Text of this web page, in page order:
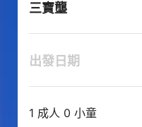
三寶壟
出發日期
1 成人 0 小童